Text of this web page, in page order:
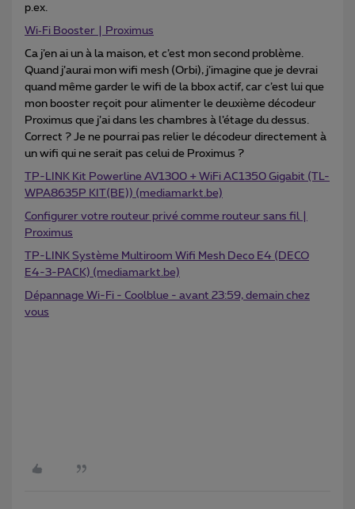
p.ex.
Wi‑Fi Booster | Proximus
Ca j’en ai un à la maison, et c’est mon second problème.
Quand j’aurai mon wifi mesh (Orbi), j’imagine que je devrai
quand même garder le wifi de la bbox actif, car c’est lui que
mon booster reçoit pour alimenter le deuxième décodeur
Proximus que j’ai dans les chambres à l’étage du dessus.
Correct ? Je ne pourrai pas relier le décodeur directement à
un wifi qui ne serait pas celui de Proximus ?
TP-LINK Kit Powerline AV1300 + WiFi AC1350 Gigabit (TL-
WPA8635P KIT(BE)) (mediamarkt.be)
Configurer votre routeur privé comme routeur sans fil |
Proximus
TP-LINK Système Multiroom Wifi Mesh Deco E4 (DECO
E4-3-PACK) (mediamarkt.be)
Dépannage Wi-Fi - Coolblue - avant 23:59, demain chez
vous